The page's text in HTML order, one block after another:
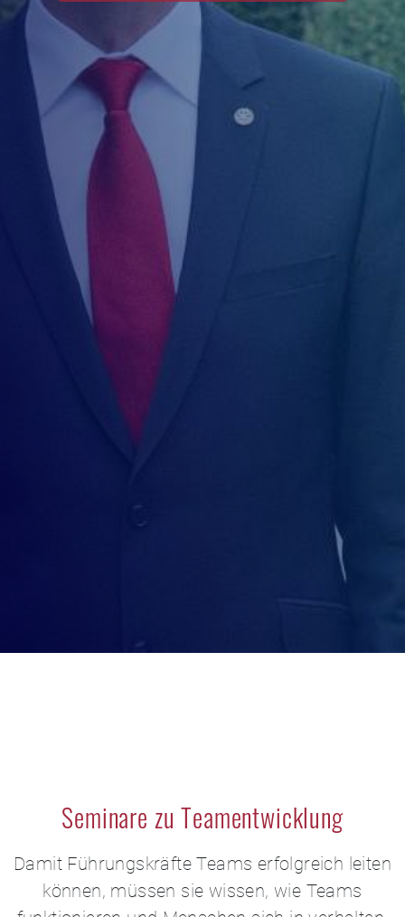
Seminare zu Teamentwicklung
Damit Führungskräfte Teams erfolgreich leiten
können, müssen sie wissen, wie Teams